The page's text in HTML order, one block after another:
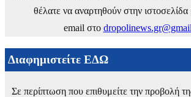
θέλατε να αναρτηθούν στην ιστοσελίδα
email στο
Διαφημιστείτε ΕΔΩ
Σε περίπτωση που επιθυμείτε την προβολή